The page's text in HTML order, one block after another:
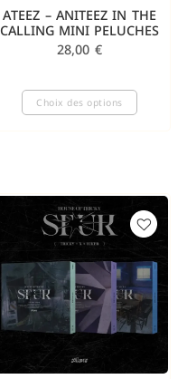
ATEEZ – ANITEEZ IN THE
CALLING MINI PELUCHES
28,00 €
Choix des options